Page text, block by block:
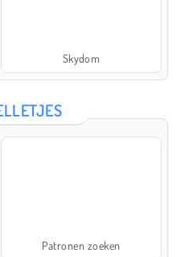
Skydom
Patronen zoeken